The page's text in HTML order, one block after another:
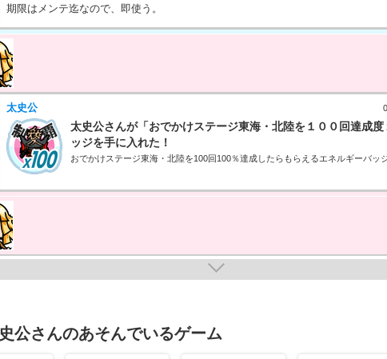
期限はメンテ迄なので、即使う。
太史公
太史公さんが「おでかけステージ東海・北陸を１００回達成
ッジを手に入れた！
おでかけステージ東海・北陸を100回100％達成したらもらえるエネルギーバッジ
公さんのあそんでいるゲーム